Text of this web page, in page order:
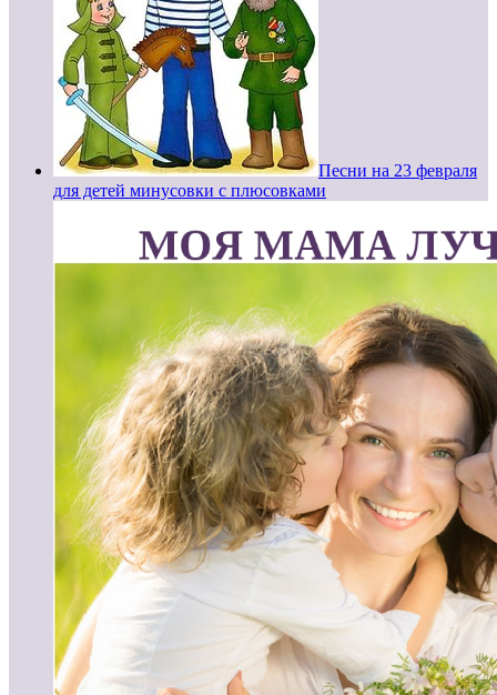
Песни на 23 февраля
для детей минусовки с плюсовками